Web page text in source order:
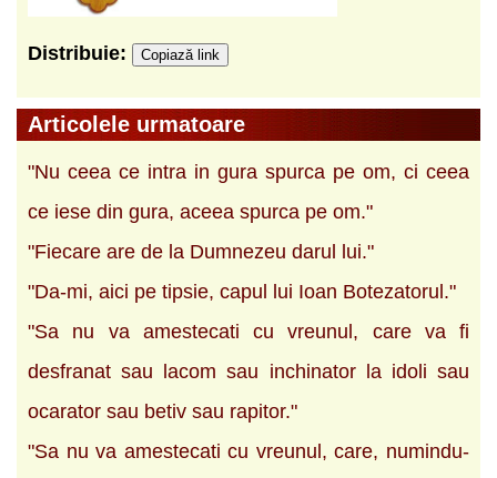
Distribuie: Copiază link
Articolele urmatoare
"Nu ceea ce intra in gura spurca pe om, ci ceea
ce iese din gura, aceea spurca pe om."
"Fiecare are de la Dumnezeu darul lui."
"Da-mi, aici pe tipsie, capul lui Ioan Botezatorul."
"Sa nu va amestecati cu vreunul, care va fi
desfranat sau lacom sau inchinator la idoli sau
ocarator sau betiv sau rapitor."
"Sa nu va amestecati cu vreunul, care, numindu-